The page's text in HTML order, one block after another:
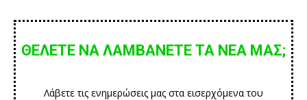
ΘΕΛΕΤΕ ΝΑ ΛΑΜΒΑΝΕΤΕ ΤΑ ΝΕΑ ΜΑΣ;
Λάβετε τις ενημερώσεις μας στα εισερχόμενα του